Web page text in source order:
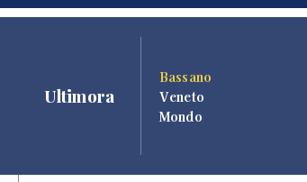
Ultimora
Bassano
Veneto
Mondo